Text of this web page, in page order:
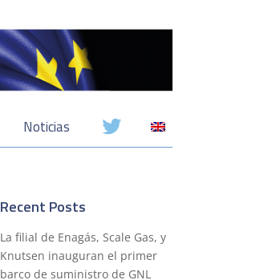
Noticias
Recent Posts
La filial de Enagás, Scale Gas, y
Knutsen inauguran el primer
barco de suministro de GNL